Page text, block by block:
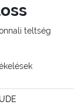
teltség